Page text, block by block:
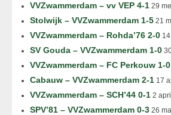
VVZwammerdam – vv VEP 4-1 29
Stolwijk – VVZwammerdam 1-5 21
VVZwammerdam – Rohda’76 2-0
SV Gouda – VVZwammerdam 1-0
VVZwammerdam – FC Perkouw 1-0
Cabauw – VVZwammerdam 2-1 17
VVZwammerdam – SCH’44 0-1 2
SPV’81 – VVZwammerdam 0-3 26